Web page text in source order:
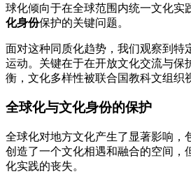
球化倾向于在全球范围内统一文化实
化身份保护的关键问题。
面对这种同质化趋势，我们观察到特
运动。关键在于在开放文化交流与保
衡，文化多样性被联合国教科文组织
全球化与文化身份的保护
全球化对地方文化产生了显著影响，
创造了一个文化相遇和融合的空间，
化实践的丧失。